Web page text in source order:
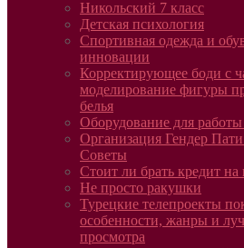
Никольский 7 класс
Детская психология
Спортивная одежда и
инновации
Корректирующее боди с
моделирование фигуры
белья
Оборудование для
Организация Гендер
Советы
Стоит ли брать кредит
Не просто ракушки
Турецкие телепроекты
особенности, жанры и
просмотра